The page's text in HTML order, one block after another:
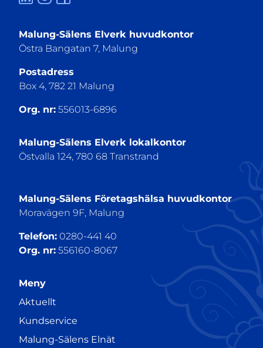
Malung-Sälens Elverk huvudkontor
Östra Bangatan 7, Malung
Postadress
Box 4, 782 21 Malung
Org. nr: 556013-6896
Malung-Sälens Elverk lokalkontor
Östvalla 124, 780 68 Transtrand
Malung-Sälens Företagshälsa huvudkontor
Moravägen 9F, Malung
Telefon: 0280-441 40
Org. nr: 556160-8067
Meny
Aktuellt
Kundservice
Malung-Sälens Elnät